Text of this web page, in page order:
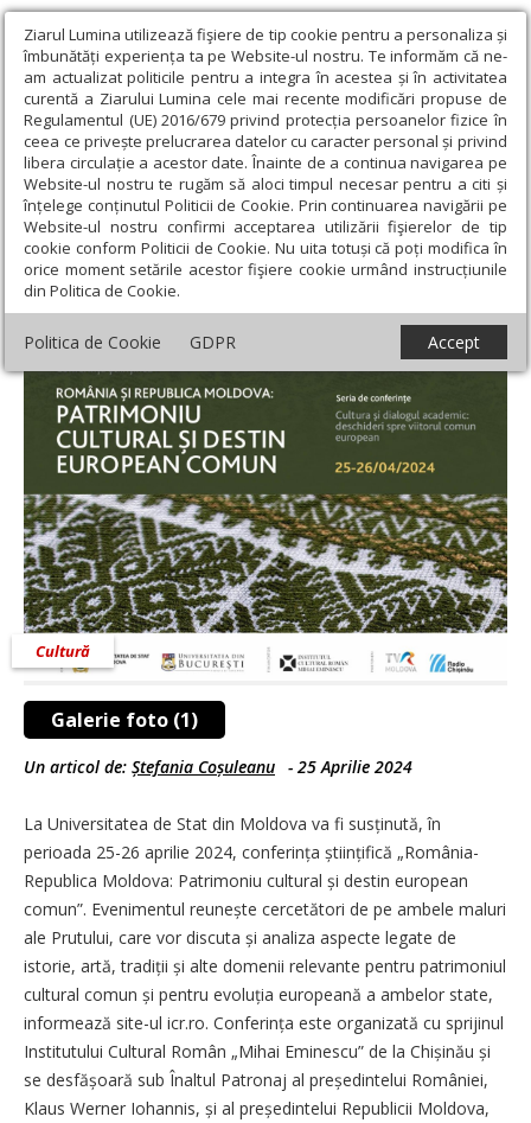
Ziarul Lumina utilizează fişiere de tip cookie pentru a personaliza și
îmbunătăți experiența ta pe Website-ul nostru. Te informăm că ne-
am actualizat politicile pentru a integra în acestea și în activitatea
curentă a Ziarului Lumina cele mai recente modificări propuse de
Regulamentul (UE) 2016/679 privind protecția persoanelor fizice în
ceea ce privește prelucrarea datelor cu caracter personal și privind
libera circulație a acestor date. Înainte de a continua navigarea pe
Website-ul nostru te rugăm să aloci timpul necesar pentru a citi și
înțelege conținutul Politicii de Cookie. Prin continuarea navigării pe
Website-ul nostru confirmi acceptarea utilizării fişierelor de tip
cookie conform Politicii de Cookie. Nu uita totuși că poți modifica în
orice moment setările acestor fişiere cookie urmând instrucțiunile
din Politica de Cookie.
Politica de Cookie GDPR Accept
Ziarul Lumina › Educaţie și Cultură › Cultură › Conferință despre
patrimoniul cultural la Chișinău
Conferință despre patrimoniul cultural la
Chișinău
Galerie foto (1)
Cultură
Un articol de: Ștefania Coșuleanu - 25 Aprilie 2024
La Universitatea de Stat din Moldova va fi susținută, în
perioada 25-26 aprilie 2024, conferința științifică „România-
Republica Moldova: Patrimoniu cultural și destin european
comun”. Evenimentul reunește cercetători de pe ambele maluri
ale Prutului, care vor discuta și analiza aspecte legate de
istorie, artă, tradiții și alte domenii relevante pentru patrimoniul
cultural comun și pentru evoluția europeană a ambelor state,
informează site-ul icr.ro. Conferința este organizată cu sprijinul
Institutului Cultural Român „Mihai Eminescu” de la Chișinău și
se desfă­șoară sub Înaltul Patronaj al preșe­dintelui României,
Klaus Werner Iohannis, și al președintelui Republicii Moldova,